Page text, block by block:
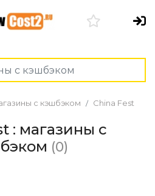
с кэшбэком China Fest
: магазины с
(0)